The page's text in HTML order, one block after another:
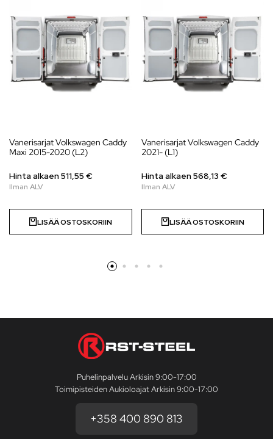
Vanerisarjat Volkswagen Caddy
Maxi 2015-2020 (L2)
Hinta alkaen511,55 €
LISÄÄ OSTOSKORIIN
Vanerisarjat Volkswagen Caddy
2021- (L1)
Hinta alkaen568,13 €
LISÄÄ OSTOSKORIIN
Puhelinpalvelu Arkisin 9:00-17:00
Toimipisteiden Aukioloajat Arkisin 9:00-17:00
+358 400 890 813